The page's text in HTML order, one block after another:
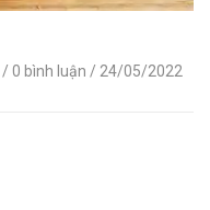
/ 0 bình luận / 24/05/2022